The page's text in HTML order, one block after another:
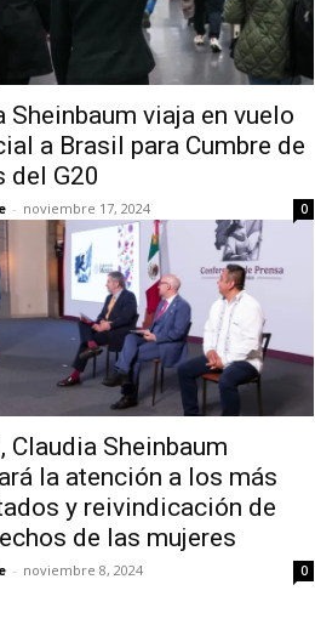
Sheinbaum viaja en vuelo
a Brasil para Cumbre de
del G20
- noviembre 17, 2024 0
Claudia Sheinbaum
la atención a los más
y reivindicación de
de las mujeres
- noviembre 8, 2024 0